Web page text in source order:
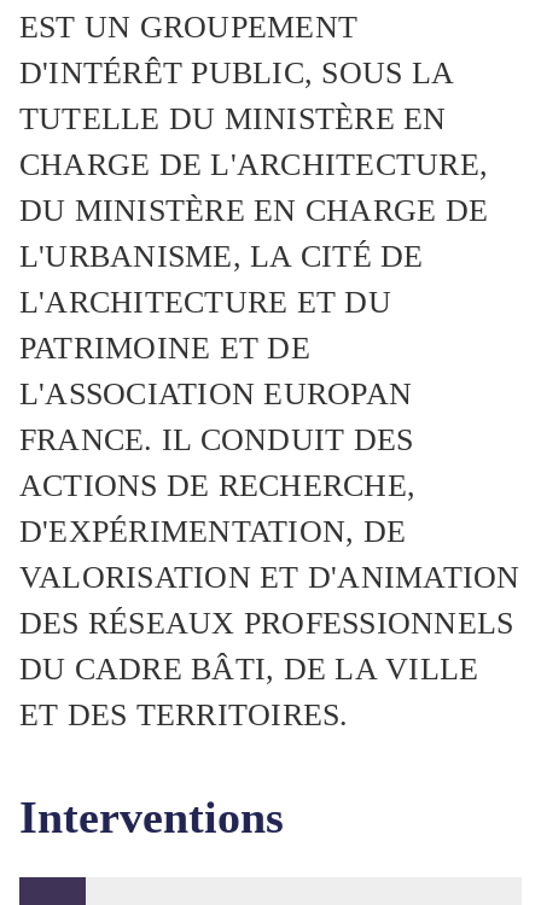
EST UN GROUPEMENT
D'INTÉRÊT PUBLIC, SOUS LA
TUTELLE DU MINISTÈRE EN
CHARGE DE L'ARCHITECTURE,
DU MINISTÈRE EN CHARGE DE
L'URBANISME, LA CITÉ DE
L'ARCHITECTURE ET DU
PATRIMOINE ET DE
L'ASSOCIATION EUROPAN
FRANCE. IL CONDUIT DES
ACTIONS DE RECHERCHE,
D'EXPÉRIMENTATION, DE
VALORISATION ET D'ANIMATION
DES RÉSEAUX PROFESSIONNELS
DU CADRE BÂTI, DE LA VILLE
ET DES TERRITOIRES.
Interventions